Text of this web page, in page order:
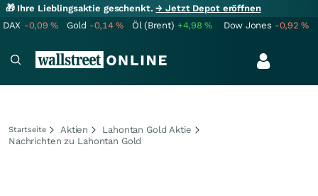
🎁 Ihre Lieblingsaktie geschenkt.→ Jetzt Depot eröffnen
DAX -0,09% Gold -0,14% Öl (Brent) +4,98% Dow Jones -0,92%
Startseite Aktien
Lahontan Gold Aktie
Nachrichten zu Lahontan Gold